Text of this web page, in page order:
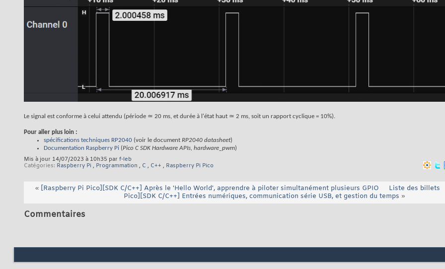
# create map/bin/hex/uf2 file in addition to ELF.
pico_add_extra_outputs(essai-pwm)
Le signal est conforme à celui attendu (période ≃ 20 ms, et durée à l'état haut ≃ 2 ms, soit un rapport cyclique = 10%).
Pour aller plus loin :
spécifications techniques RP2040 (voir le document RP2040 datasheet)
Documentation Raspberry Pi (Pico C SDK Hardware APIs, hardware_pwm)
Mis à jour 14/07/2023 à 10h35 par f-leb
Catégories Raspberry Pi , Programmation , C , C++ , Raspberry Pi Pico
« [Raspberry Pi Pico][SDK C/C++] Après le 'Hello World', apprendre à piloter simultanément plusieurs GPIO Liste des billets
Pico][SDK C/C++] Entrées numériques, communication série USB, et gestion du temps »
Commentaires